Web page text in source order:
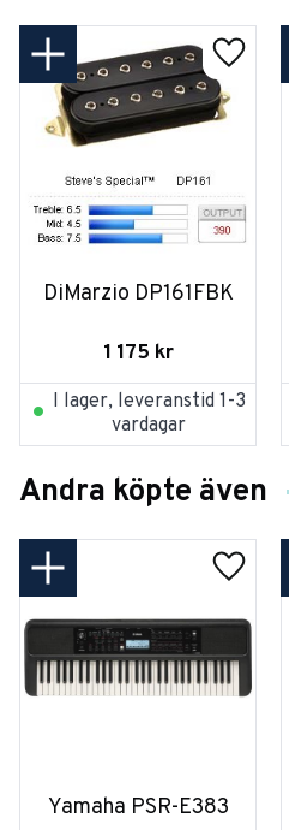
DiMarzio DP161FBK
1 175 kr
I lager, leveranstid 1-3
vardagar
Andra köpte även
Yamaha PSR-E383